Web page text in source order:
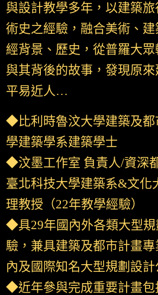
與設計教學多年，以建築
術史之經驗，融合美術、
經背景、歷史，從普羅大
與其背後的故事，發現原
平易近人…
◆比利時魯汶大學建築及都
學建築學系建築學士
◆汶墨工作室 負責人/資深
臺北科技大學建築系&文化
理教授（22年教學經驗）
◆具29年國內外各類大型規
驗，兼具建築及都市計畫
內及國際知名大型規劃設計
◆近年參與完成重要計畫包